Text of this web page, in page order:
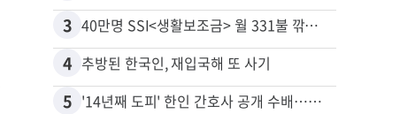
3 40만명 SSI<생활보조금> 월 331불 깎이나
4 추방된 한국인, 재입국해 또 사기
5 '14년째 도피' 한인 간호사 공개 수배…메디케어 사기 유죄